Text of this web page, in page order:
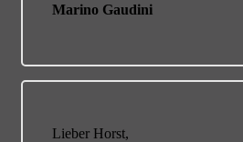
Marino Gaudini
Lieber Horst,